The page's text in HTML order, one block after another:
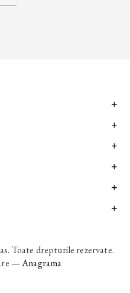
Toate drepturile rezervate.
—Anagrama